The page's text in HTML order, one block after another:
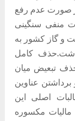
صورت عدم رفع
منفی سنگینی
و گاز کشور به
کامل
تبعیض میان
عناوین
اصلی این
مالیات مکسوره